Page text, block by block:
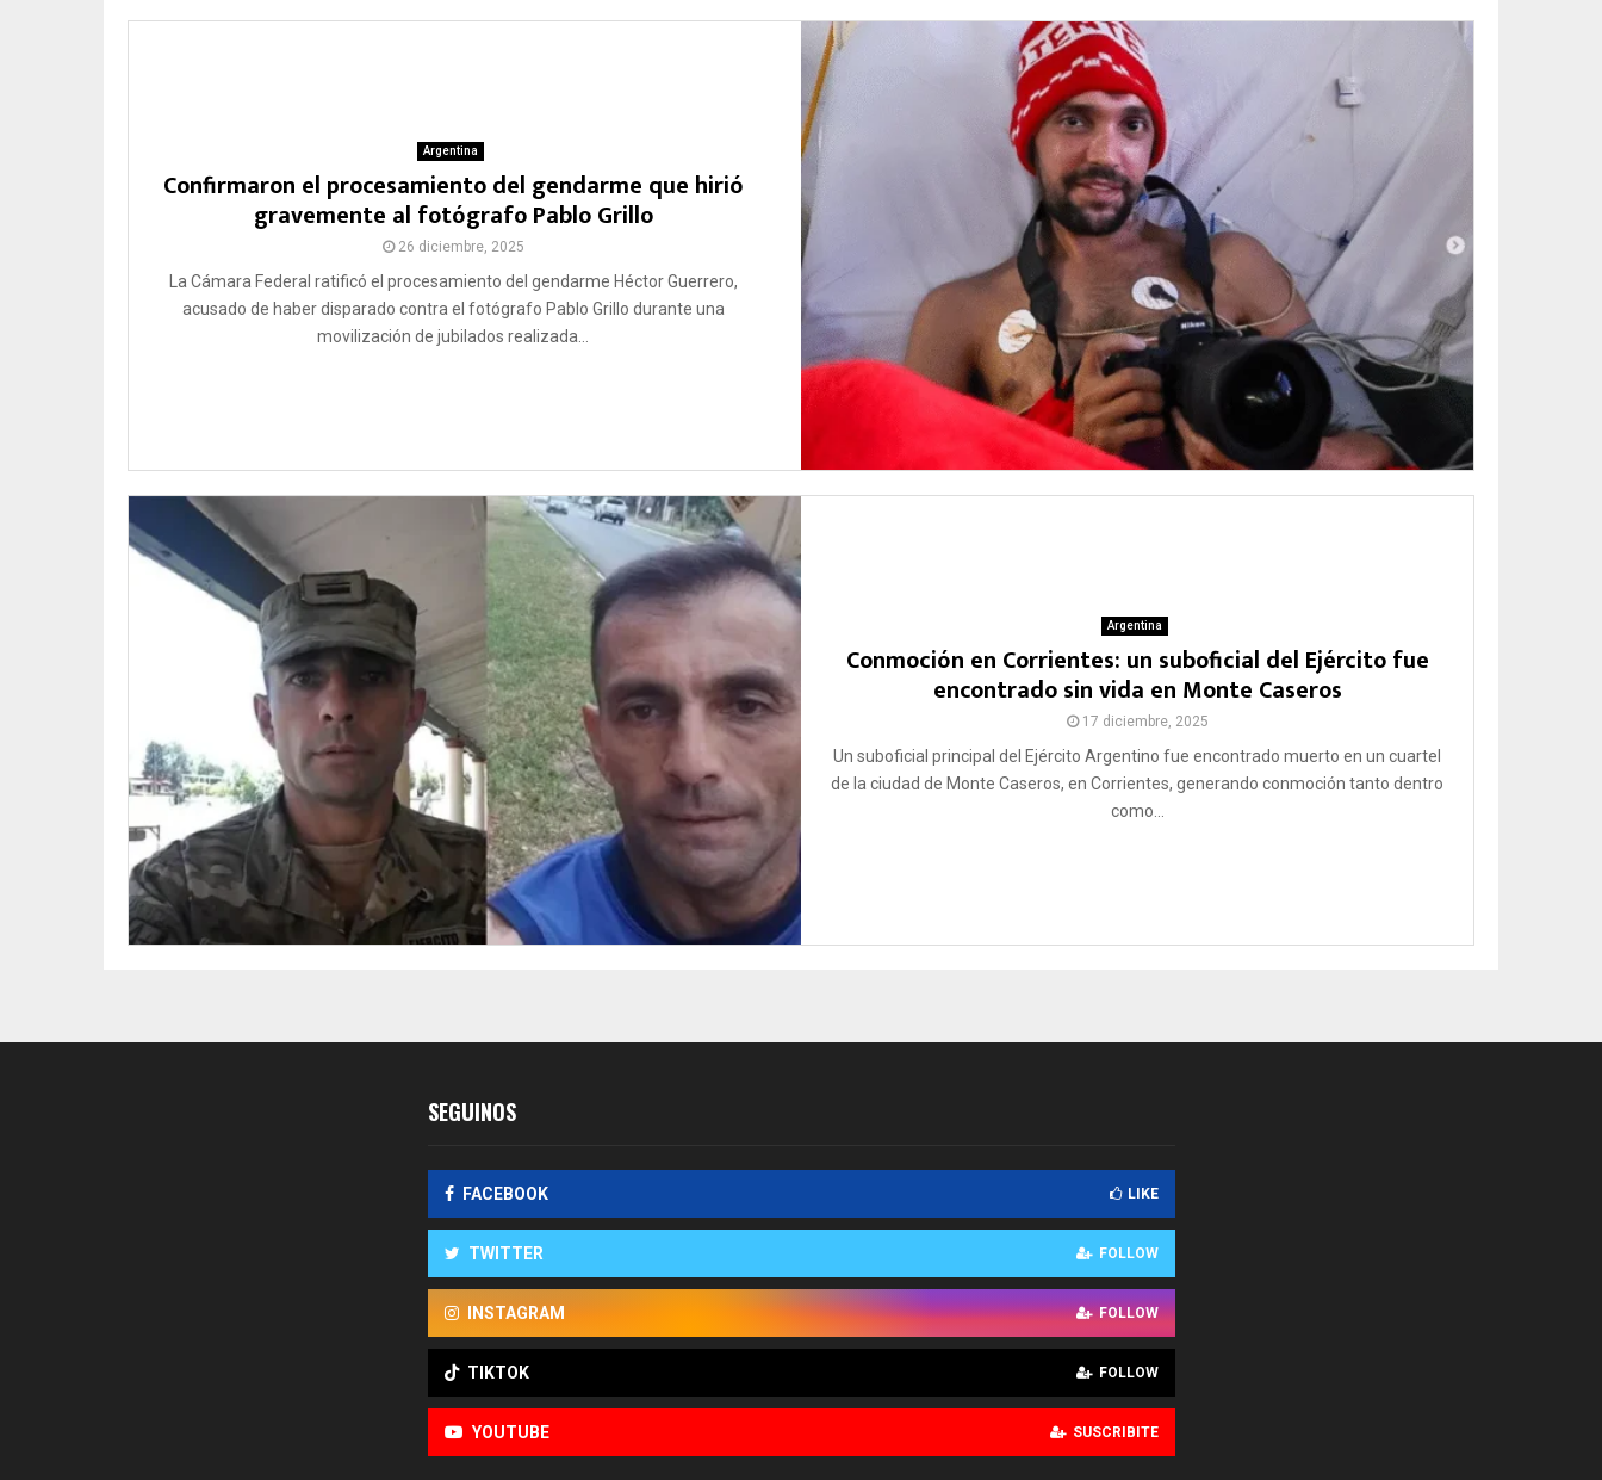
Argentina
Confirmaron el procesamiento del gendarme que hirió
gravemente al fotógrafo Pablo Grillo
26 diciembre, 2025
La Cámara Federal ratificó el procesamiento del gendarme Héctor Guerrero,
acusado de haber disparado contra el fotógrafo Pablo Grillo durante una
movilización de jubilados realizada...
Argentina
Conmoción en Corrientes: un suboficial del Ejército fue
encontrado sin vida en Monte Caseros
17 diciembre, 2025
Un suboficial principal del Ejército Argentino fue encontrado muerto en un cuartel
de la ciudad de Monte Caseros, en Corrientes, generando conmoción tanto dentro
como...
SEGUINOS
FACEBOOK LIKE
TWITTER FOLLOW
INSTAGRAM FOLLOW
TIKTOK FOLLOW
YOUTUBE SUSCRIBITE